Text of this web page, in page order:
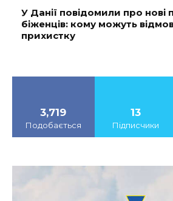
У Данії повідомили про нові
біженців: кому можуть
прихистку
3,719
Подобається
13
Підписчики